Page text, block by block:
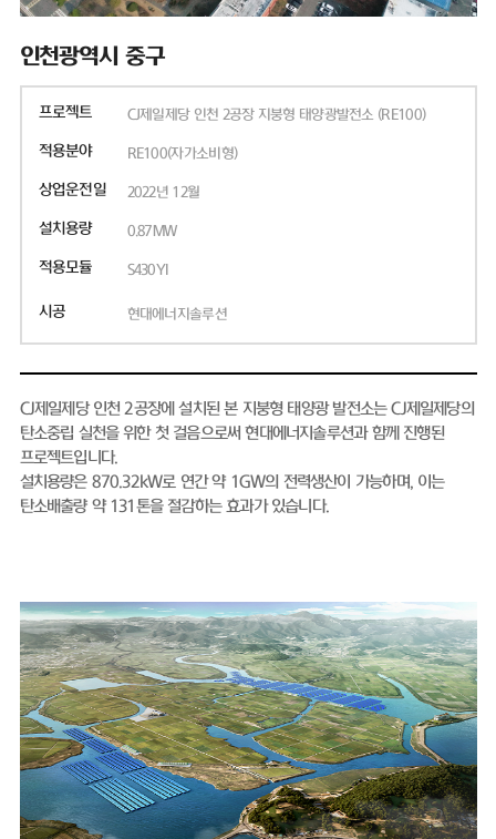
인천광역시 중구
프로젝트 CJ제일제당 인천 2공장 지붕형 태양광발전소 (RE100)
적용분야 RE100(자가소비형)
상업운전일 2022년 12월
설치용량 0.87MW
적용모듈 S430YI
시공 현대에너지솔루션
CJ제일제당 인천 2공장에 설치된 본 지붕형 태양광 발전소는 CJ제일제당의
탄소중립 실천을 위한 첫 걸음으로써 현대에너지솔루션과 함께 진행된
프로젝트입니다.
설치용량은 870.32kW로 연간 약 1GW의 전력생산이 가능하며, 이는
탄소배출량 약 131톤을 절감하는 효과가 있습니다.